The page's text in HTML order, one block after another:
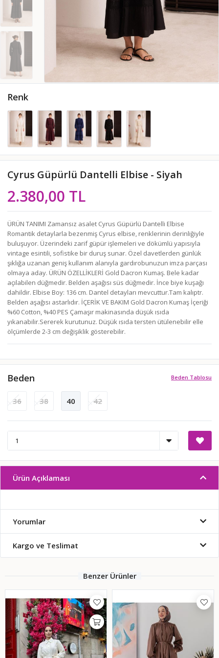
Cyrus Güpürlü Dantelli Elbise - Siyah
2.380,00 TL
ÜRÜN TANIMI Zamansız asalet Cyrus Güpürlü Dantelli Elbise
Romantik detaylarla bezenmiş Cyrus elbise, renklerinin derinliğiyle
buluşuyor. Üzerindeki zarif güpür işlemeleri ve dökümlü yapısıyla
vintage esintili, sofistike bir duruş sunar. Özel davetlerden günlük
şıklığa uzanan geniş kullanım alanıyla gardırobunuzun imza parçası
olmaya aday. ÜRÜN ÖZELLİKLERİ Gold Dacron Kumaş. Bele kadar
açılabilen düğmedir. Belden aşağısı süs düğmedir. İnce biye kuşağı
dahildir. Elbise Boy: 136 cm. Dantel detayları mevcuttur.Tam kalıptr.
Belden aşağısı astarlıdır. İÇERİK VE BAKIM Gold Dacron Kumaş İçeriği
%60 Cotton, %40 PES Çamaşır makinasında düşük ısıda
yıkanabilir.Sererek kurutunuz. Düşük ısıda tersten ütülenebilir elle
ölçümlerde 2-3 cm değişiklik gösterebilir.
Renk
Beden Tablosu
Beden
36 38 40 42
Ürün Açıklaması
Yorumlar
Kargo ve Teslimat
Benzer Ürünler